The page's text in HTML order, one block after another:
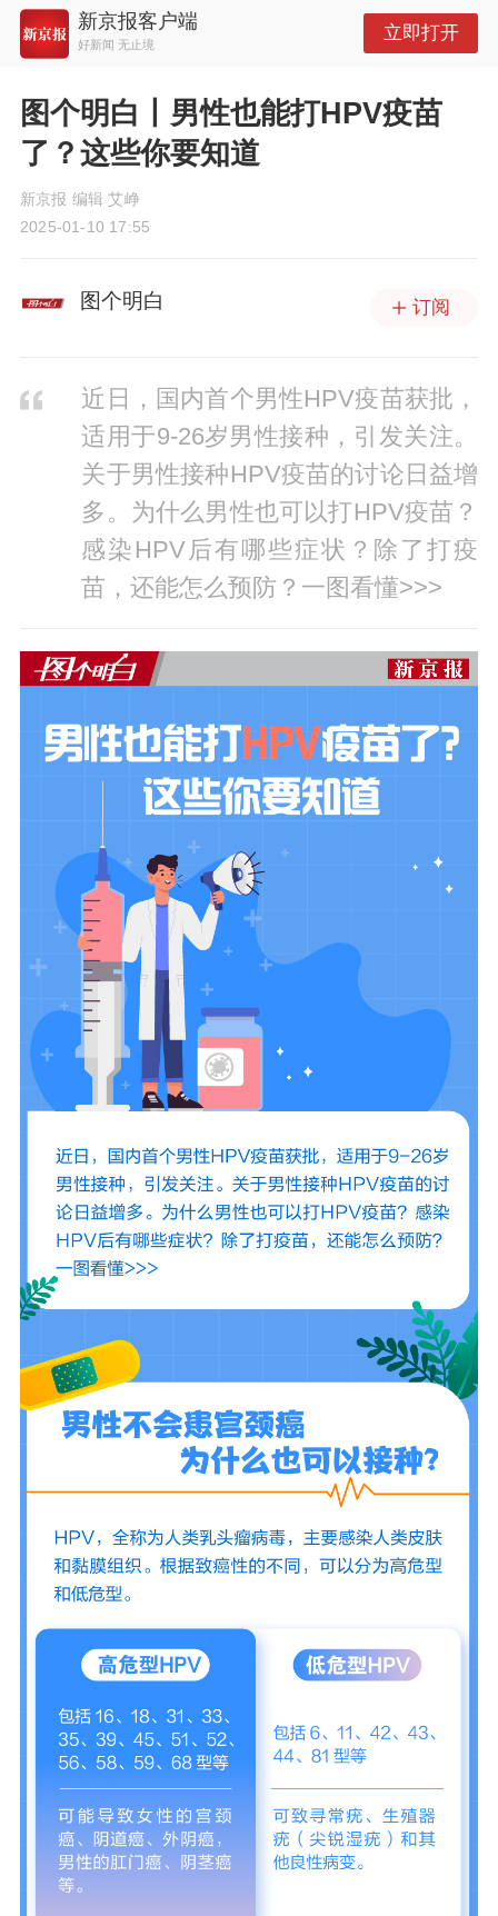
新京报客户端
好新闻 无止境
立即打开
图个明白丨男性也能打HPV疫苗
了？这些你要知道
新京报 编辑 艾峥
2025-01-10 17:55
图个明白 订阅
近日，国内首个男性HPV疫苗获批，
适用于9-26岁男性接种，引发关注。
关于男性接种HPV疫苗的讨论日益增
多。为什么男性也可以打HPV疫苗？
感染HPV后有哪些症状？除了打疫
苗，还能怎么预防？一图看懂>>>